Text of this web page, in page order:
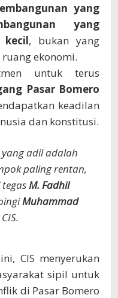
yang
yang
kecil, bukan yang
ekonomi.
untuk terus
Pasar Bomero
keadilan
dan konstitusi.
adil adalah
paling rentan,
M. Fadhil
Muhammad
CIS menyerukan
sipil untuk
di Pasar Bomero